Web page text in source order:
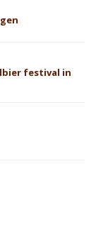
festival in